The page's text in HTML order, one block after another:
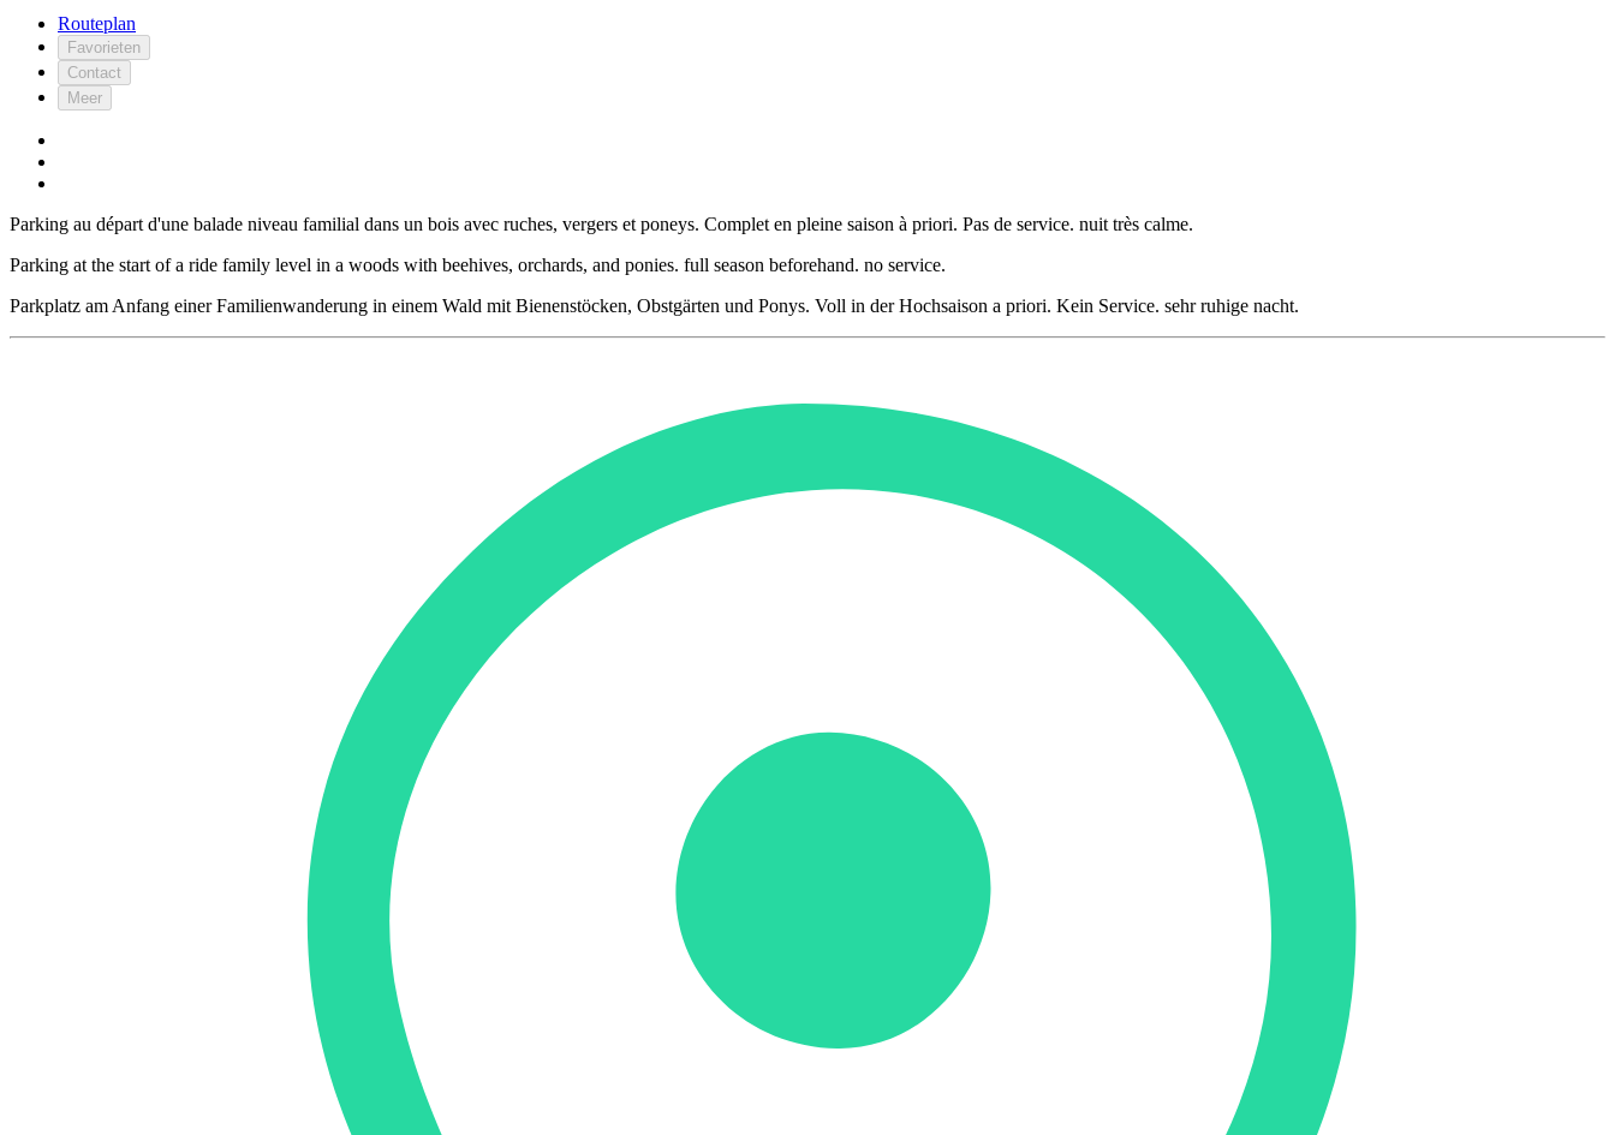
Routeplan
Favorieten
Contact
Meer
Parking au départ d'une balade niveau familial dans un bois avec ruches, vergers et poneys. Complet en pleine saison à priori. Pas de service. nuit très calme.
Parking at the start of a ride family level in a woods with beehives, orchards, and ponies. full season beforehand. no service.
Parkplatz am Anfang einer Familienwanderung in einem Wald mit Bienenstöcken, Obstgärten und Ponys. Voll in der Hochsaison a priori. Kein Service. sehr ruhige nacht.